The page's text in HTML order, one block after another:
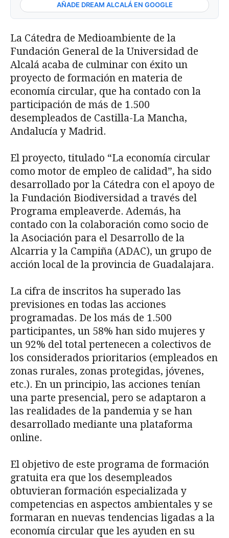
AÑADE DREAM ALCALÁ EN GOOGLE
La Cátedra de Medioambiente de la
Fundación General de la Universidad de
Alcalá acaba de culminar con éxito un
proyecto de formación en materia de
economía circular, que ha contado con la
participación de más de 1.500
desempleados de Castilla-La Mancha,
Andalucía y Madrid.
El proyecto, titulado “La economía circular
como motor de empleo de calidad”, ha sido
desarrollado por la Cátedra con el apoyo de
la Fundación Biodiversidad a través del
Programa empleaverde. Además, ha
contado con la colaboración como socio de
la Asociación para el Desarrollo de la
Alcarria y la Campiña (ADAC), un grupo de
acción local de la provincia de Guadalajara.
La cifra de inscritos ha superado las
previsiones en todas las acciones
programadas. De los más de 1.500
participantes, un 58% han sido mujeres y
un 92% del total pertenecen a colectivos de
los considerados prioritarios (empleados en
zonas rurales, zonas protegidas, jóvenes,
etc.). En un principio, las acciones tenían
una parte presencial, pero se adaptaron a
las realidades de la pandemia y se han
desarrollado mediante una plataforma
online.
El objetivo de este programa de formación
gratuita era que los desempleados
obtuvieran formación especializada y
competencias en aspectos ambientales y se
formaran en nuevas tendencias ligadas a la
economía circular que les ayuden en su